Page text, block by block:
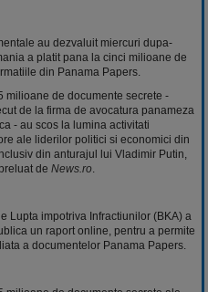
au dezvaluit miercuri dupa-
a platit pana la cinci milioane de
din Panama Papers.
milioane de documente secrete -
de la firma de avocatura panameza
- au scos la lumina activitati
ale liderilor politici si economici din
din anturajul lui Vladimir Putin,
de News.ro
Lupta impotriva Infractiunilor (BKA) a
un raport online, pentru a permite
a documentelor Panama Papers.